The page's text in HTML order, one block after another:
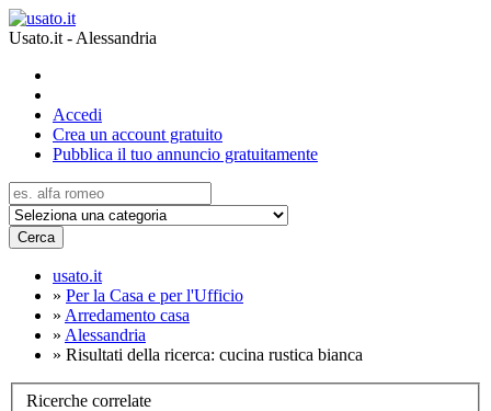
Usato.it - Alessandria
Accedi
Crea un account gratuito
Pubblica il tuo annuncio gratuitamente
Cerca
usato.it
» Per la Casa e per l'Ufficio
» Arredamento casa
» Alessandria
» Risultati della ricerca: cucina rustica bianca
Ricerche correlate